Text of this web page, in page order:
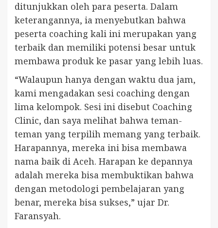
ditunjukkan oleh para peserta. Dalam
keterangannya, ia menyebutkan bahwa
peserta coaching kali ini merupakan yang
terbaik dan memiliki potensi besar untuk
membawa produk ke pasar yang lebih luas.
“Walaupun hanya dengan waktu dua jam,
kami mengadakan sesi coaching dengan
lima kelompok. Sesi ini disebut Coaching
Clinic, dan saya melihat bahwa teman-
teman yang terpilih memang yang terbaik.
Harapannya, mereka ini bisa membawa
nama baik di Aceh. Harapan ke depannya
adalah mereka bisa membuktikan bahwa
dengan metodologi pembelajaran yang
benar, mereka bisa sukses,” ujar Dr.
Faransyah.